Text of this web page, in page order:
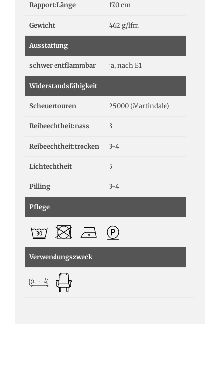
Rapport:Länge 17.0 cm
Gewicht 462 g/lfm
Ausstattung
schwer entflammbar ja, nach B1
Widerstandsfähigkeit
Scheuertouren 25000 (Martindale)
Reibeechtheit:nass 3
Reibeechtheit:trocken 3-4
Lichtechtheit 5
Pilling 3-4
Pflege
Verwendungszweck